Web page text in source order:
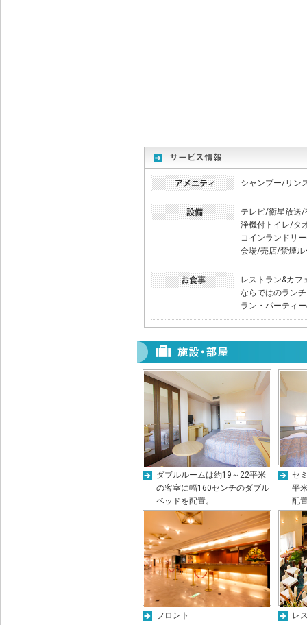
シャンプー/リン
テレビ/衛星放送/
浄機付トイレ/タ
コインランドリ
会場/売店/禁煙ル
レストラン&カフ
ならではのラン
ラン・パーティ
ダブルルームは約19～22平米
の客室に幅160センチのダブル
ベッドを配置。
セ
平
配
フロント
レ